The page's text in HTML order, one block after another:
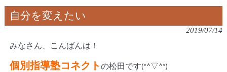
自分を変えたい
2019/07/14
みなさん、こんばんは！
個別指導塾コネクトの松田です(*^▽^*)